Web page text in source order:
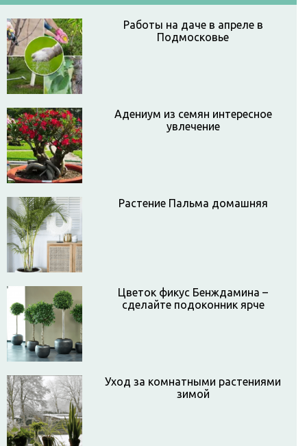
Работы на даче в апреле в
Подмосковье
Адениум из семян интересное
увлечение
Растение Пальма домашняя
Цветок фикус Бенждамина –
сделайте подоконник ярче
Уход за комнатными растениями
зимой